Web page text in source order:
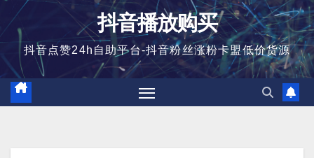
容
抖音播放购买
抖音点赞24h自助平台-抖音粉丝涨粉卡盟低价货源